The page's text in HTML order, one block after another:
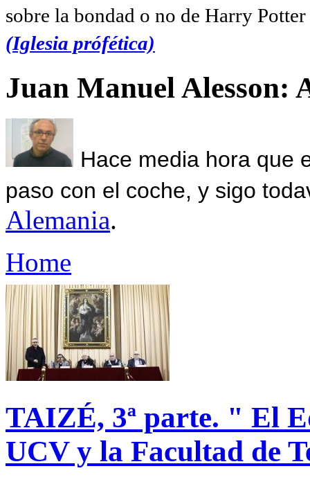
sobre la bondad o no de Harry
(Iglesia prófética)
Juan Manuel Alesson:
Hace media hora que
paso con el coche, y sigo
Alemania.
Home
TAIZÉ, 3ª parte. " El
UCV y la Facultad de